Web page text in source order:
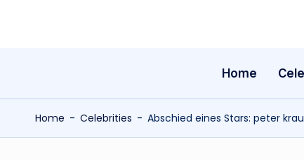
Home
Home - Celebrities - Abschied eines Stars: peter